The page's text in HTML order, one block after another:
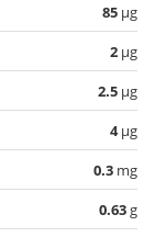
85 µg
2 µg
2.5 µg
4µg
0.3 mg
0.63g